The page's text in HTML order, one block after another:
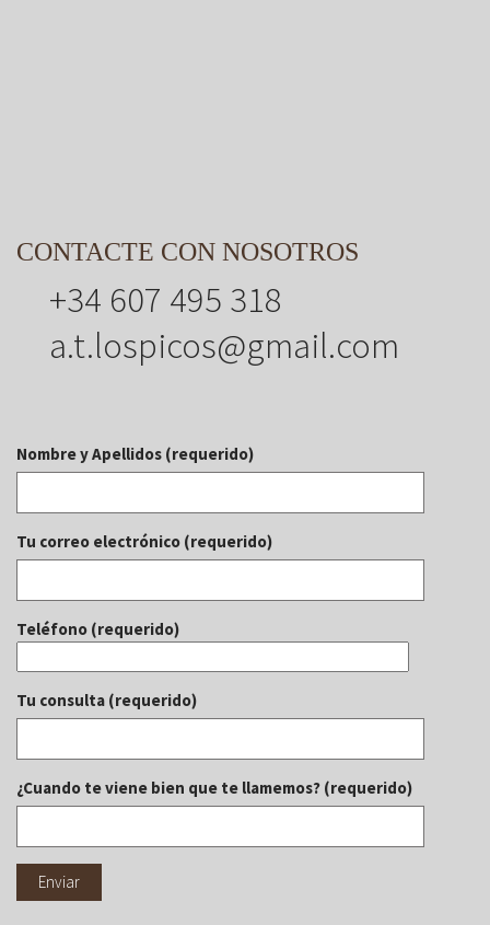
CONTACTE CON NOSOTROS
+34 607 495 318
a.t.lospicos@gmail.com
Nombre y Apellidos (requerido)
Tu correo electrónico (requerido)
Teléfono (requerido)
Tu consulta (requerido)
¿Cuando te viene bien que te llamemos? (requerido)